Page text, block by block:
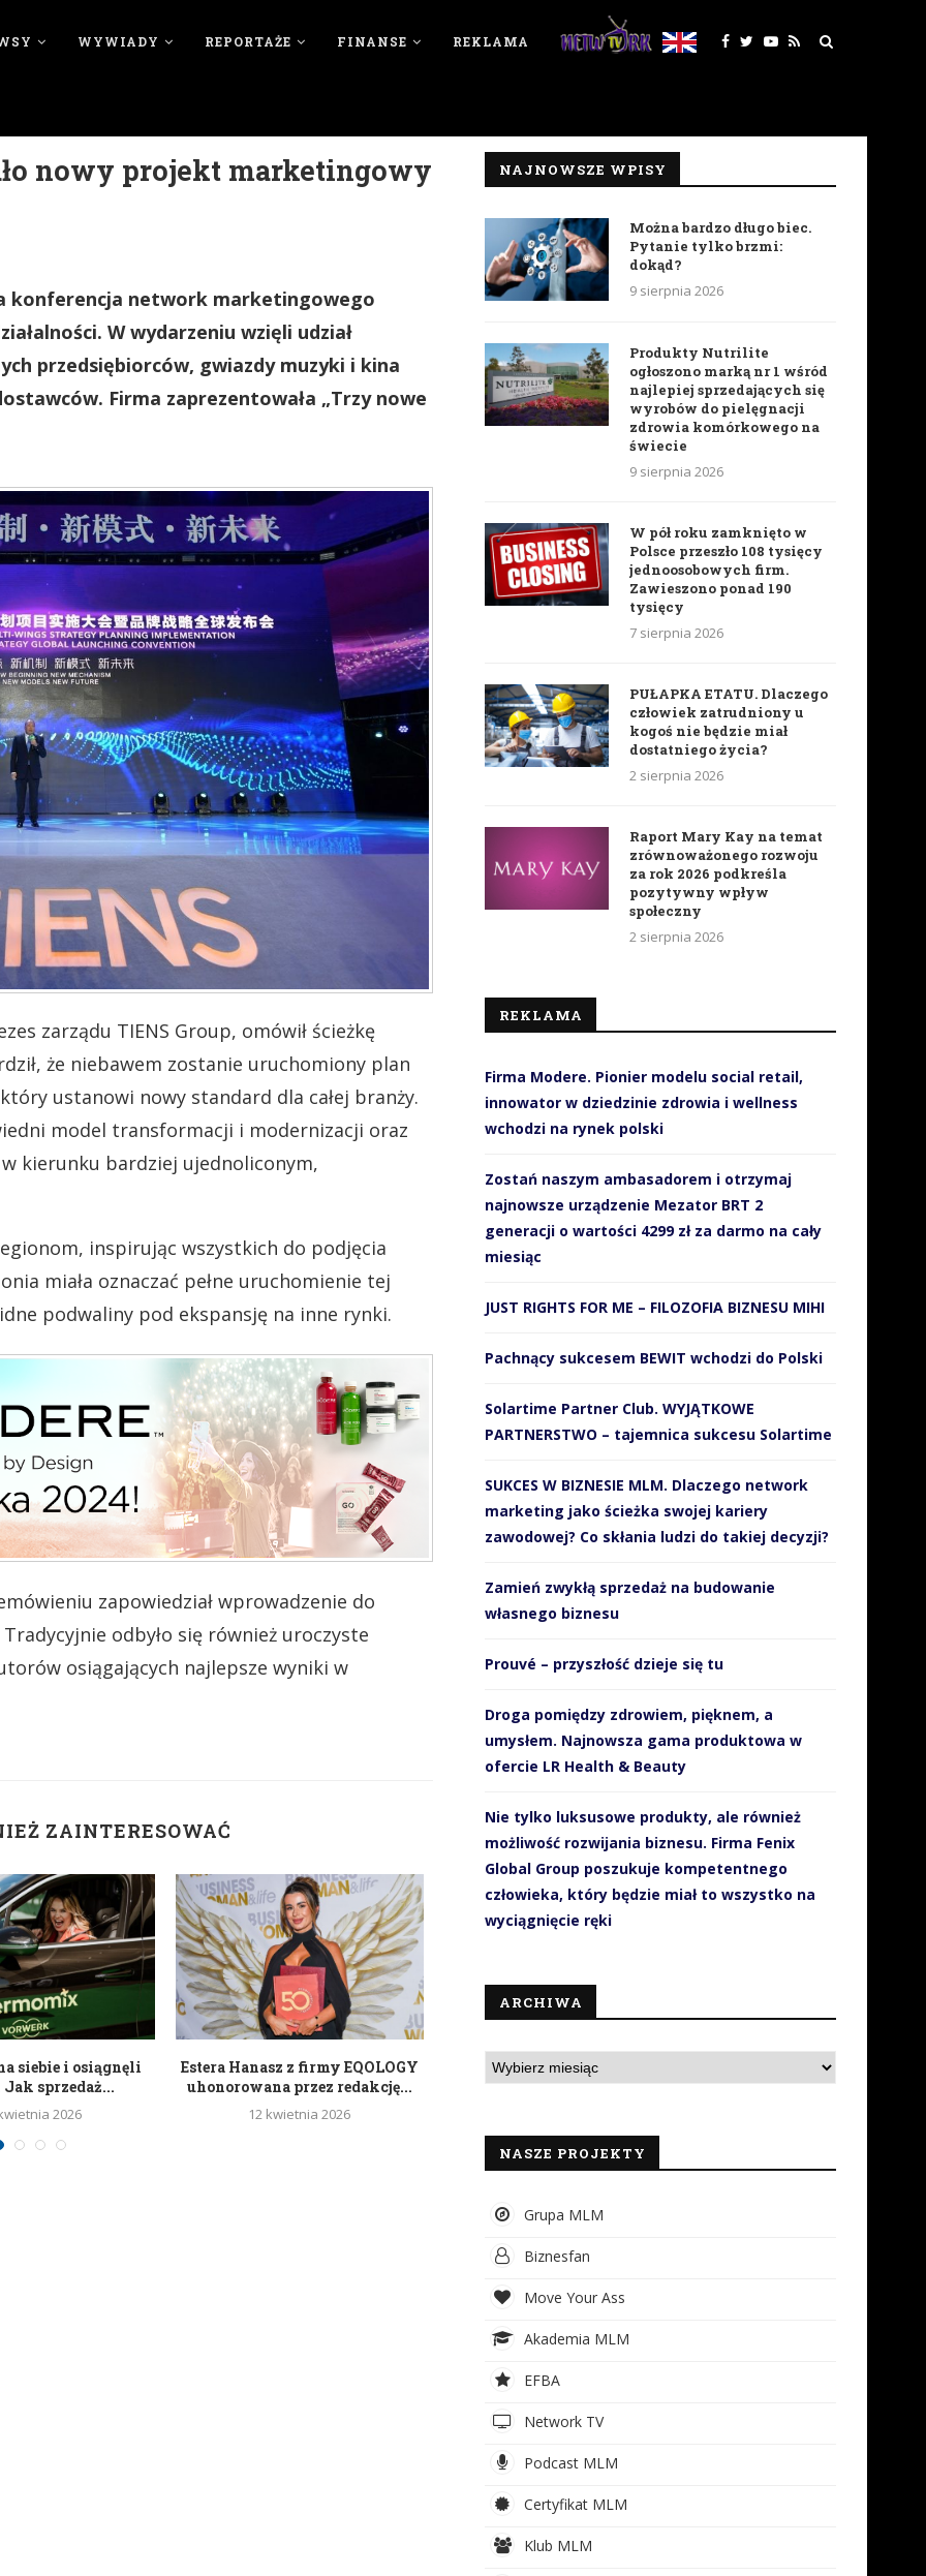
WYWIADY REPORTAŻE FINANSE REKLAMA
nowy projekt marketingowy
konferencja network marketingowego
W wydarzeniu wzięli udział
przedsiębiorców, gwiazdy muzyki i kina
Firma zaprezentowała „Trzy nowe
zarządu TIENS Group, omówił ścieżkę
że niebawem zostanie uruchomiony plan
ustanowi nowy standard dla całej branży.
model transformacji i modernizacji oraz
kierunku bardziej ujednoliconym,
inspirując wszystkich do podjęcia
miała oznaczać pełne uruchomienie tej
podwaliny pod ekspansję na inne rynki.
zapowiedział wprowadzenie do
odbyło się również uroczyste
osiągających najlepsze wyniki w
ZAINTERESOWAĆ
siebie i osiągnęli
Jak sprzedaż...
2026
Estera Hanasz z firmy EQOLOGY
uhonorowana przez redakcję...
12 kwietnia 2026
Projekt dōTERRA przedstawił
śmiałą wizję przyszłości
8 kwietnia 2026
20 urodziny biznesu
Polska w Karpaczu
NAJNOWSZE WPISY
Można bardzo długo biec.
Pytanie tylko brzmi:
dokąd?
9 sierpnia 2026
Produkty Nutrilite
ogłoszono marką nr 1 wśród
najlepiej sprzedających się
wyrobów do pielęgnacji
zdrowia komórkowego na
świecie
9 sierpnia 2026
W pół roku zamknięto w
Polsce przeszło 108 tysięcy
jednoosobowych firm.
Zawieszono ponad 190
tysięcy
7 sierpnia 2026
PUŁAPKA ETATU. Dlaczego
człowiek zatrudniony u
kogoś nie będzie miał
dostatniego życia?
2 sierpnia 2026
Raport Mary Kay na temat
zrównoważonego rozwoju
za rok 2026 podkreśla
pozytywny wpływ
społeczny
2 sierpnia 2026
REKLAMA
Firma Modere. Pionier modelu social retail,
innowator w dziedzinie zdrowia i wellness
wchodzi na rynek polski
Zostań naszym ambasadorem i otrzymaj
najnowsze urządzenie Mezator BRT 2
generacji o wartości 4299 zł za darmo na cały
miesiąc
JUST RIGHTS FOR ME – FILOZOFIA BIZNESU MIHI
Pachnący sukcesem BEWIT wchodzi do Polski
Solartime Partner Club. WYJĄTKOWE
PARTNERSTWO – tajemnica sukcesu Solartime
SUKCES W BIZNESIE MLM. Dlaczego network
marketing jako ścieżka swojej kariery
zawodowej? Co skłania ludzi do takiej decyzji?
Zamień zwykłą sprzedaż na budowanie
własnego biznesu
Prouvé – przyszłość dzieje się tu
Droga pomiędzy zdrowiem, pięknem, a
umysłem. Najnowsza gama produktowa w
ofercie LR Health & Beauty
Nie tylko luksusowe produkty, ale również
możliwość rozwijania biznesu. Firma Fenix
Global Group poszukuje kompetentnego
człowieka, który będzie miał to wszystko na
wyciągnięcie ręki
ARCHIWA
NASZE PROJEKTY
Grupa MLM
Biznesfan
Move Your Ass
Akademia MLM
EFBA
Network TV
Podcast MLM
Certyfikat MLM
Klub MLM